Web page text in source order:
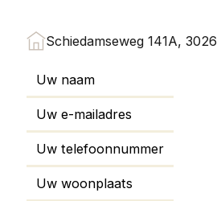
Schiedamseweg 141A,